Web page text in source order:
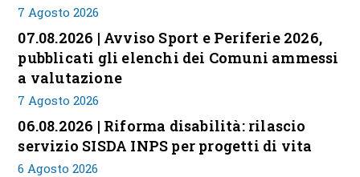
7 Agosto 2026
07.08.2026 | Avviso Sport e Periferie 2026,
pubblicati gli elenchi dei Comuni ammessi
a valutazione
7 Agosto 2026
06.08.2026 | Riforma disabilità: rilascio
servizio SISDA INPS per progetti di vita
6 Agosto 2026